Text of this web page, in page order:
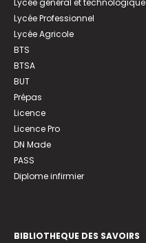
Lycée Professionnel
Lycée Agricole
BTS
BTSA
BUT
Prépas
Licence
Licence Pro
DN Made
PASS
Diplome infirmier
BIBLIOTHEQUE DES SAVOIRS